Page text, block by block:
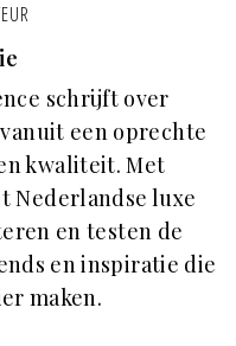
schrijft over
een oprechte
kwaliteit. Met
Nederlandse luxe
en testen de
en inspiratie die
maken.